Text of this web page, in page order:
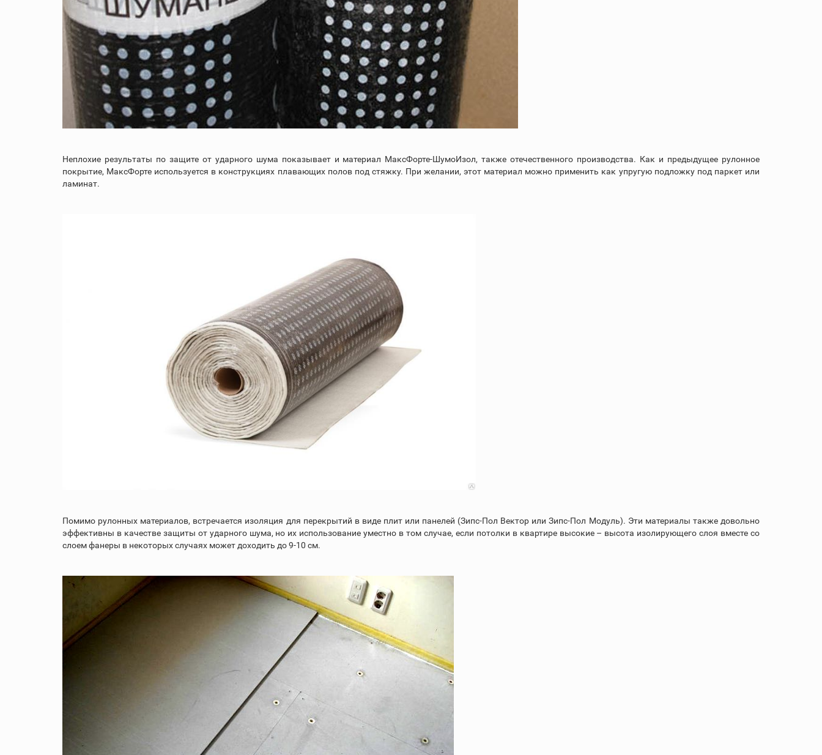
Неплохие результаты по защите от ударного шума показывает и материал МаксФорте-ШумоИзол, также отечественного производства. Как и предыдущее рулонное
покрытие, МаксФорте используется в конструкциях плавающих полов под стяжку. При желании, этот материал можно применить как упругую подложку под паркет или
ламинат.
Помимо рулонных материалов, встречается изоляция для перекрытий в виде плит или панелей (Зипс-Пол Вектор или Зипс-Пол Модуль). Эти материалы также довольно
эффективны в качестве защиты от ударного шума, но их использование уместно в том случае, если потолки в квартире высокие – высота изолирующего слоя вместе со
слоем фанеры в некоторых случаях может доходить до 9-10 см.